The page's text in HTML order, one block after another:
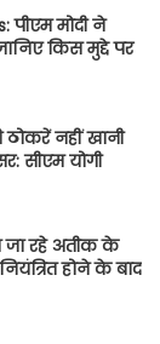
पीएम मोदी ने
किस मुद्दे पर
नहीं खानी
सीएम योगी
रहे अतीक के
होने के बाद